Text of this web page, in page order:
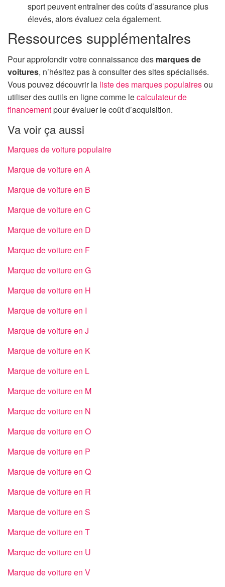
sport peuvent entraîner des coûts d’assurance plus
élevés, alors évaluez cela également.
Ressources supplémentaires
Pour approfondir votre connaissance des marques de
voitures, n’hésitez pas à consulter des sites spécialisés.
Vous pouvez découvrir la liste des marques populairesou
utiliser des outils en ligne comme lecalculateur de
financementpour évaluer le coût d’acquisition.
Va voir ça aussi
Marques de voiture populaire
Marque de voiture en A
Marque de voiture en B
Marque de voiture en C
Marque de voiture en D
Marque de voiture en F
Marque de voiture en G
Marque de voiture en H
Marque de voiture en I
Marque de voiture en J
Marque de voiture en K
Marque de voiture en L
Marque de voiture en M
Marque de voiture en N
Marque de voiture en O
Marque de voiture en P
Marque de voiture en Q
Marque de voiture en R
Marque de voiture en S
Marque de voiture en T
Marque de voiture en U
Marque de voiture en V